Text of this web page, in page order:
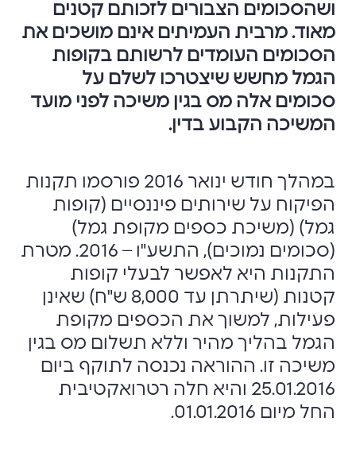
ושהסכומים הצבורים לזכותם קטנים
מאוד. מרבית העמיתים אינם מושכים את
הסכומים העומדים לרשותם בקופות
הגמל מחשש שיצטרכו לשלם על
סכומים אלה מס בגין משיכה לפני מועד
המשיכה הקבוע בדין.
במהלך חודש ינואר 2016 פורסמו תקנות
הפיקוח על שירותים פיננסיים (קופות
גמל) (משיכת כספים מקופת גמל)
(סכומים נמוכים), התשע"ו – 2016. מטרת
התקנות היא לאפשר לבעלי קופות
קטנות (שיתרתן עד 8,000 ש"ח) שאינן
פעילות, למשוך את הכספים מקופת
הגמל בהליך מהיר וללא תשלום מס בגין
משיכה זו. ההוראה נכנסה לתוקף ביום
25.01.2016 והיא חלה רטרואקטיבית
החל מיום 01.01.2016.